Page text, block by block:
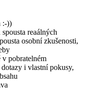
:-))
reaálných
osobní zkušenosti,
pobratelném
i vlastní pokusy,